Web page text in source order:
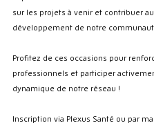
sur les projets à venir et contribuer au
développement de notre
Profitez de ces occasions pour
professionnels et participer
dynamique de notre réseau !
Inscription via Plexus Santé ou par